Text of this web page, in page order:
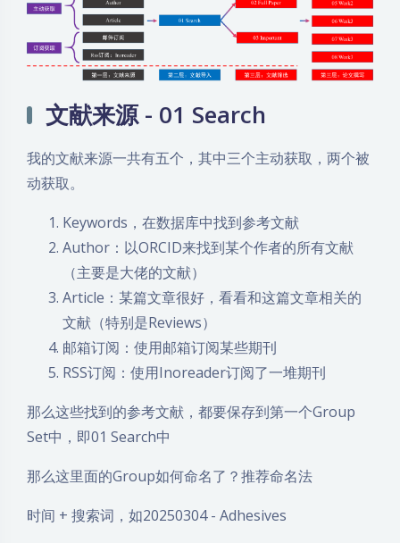
文献来源 - 01 Search
我的文献来源一共有五个，其中三个主动获取，两个被
动获取。
Keywords，在数据库中找到参考文献
Author：以ORCID来找到某个作者的所有文献
（主要是大佬的文献）
Article：某篇文章很好，看看和这篇文章相关的
文献（特别是Reviews）
邮箱订阅：使用邮箱订阅某些期刊
RSS订阅：使用Inoreader订阅了一堆期刊
那么这些找到的参考文献，都要保存到第一个Group
Set中，即01 Search中
那么这里面的Group如何命名了？推荐命名法
时间 + 搜索词，如20250304 - Adhesives